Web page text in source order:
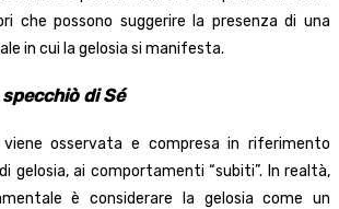
che possono suggerire la presenza di una
in cui la gelosia si manifesta.
di Sé
viene osservata e compresa in riferimento
gelosia, ai comportamenti “subiti”. In realtà,
è considerare la gelosia come un